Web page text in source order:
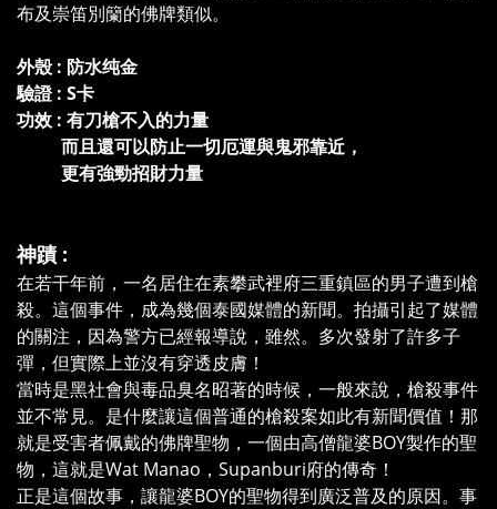
布及崇笛別籣的佛牌類似。
外殼 : 防水纯金
驗證 : S卡
功效 : 有刀槍不入的力量
而且還可以防止一切厄運與鬼邪靠近，
更有強勁招財力量
神蹟 :
在若干年前，一名居住在素攀武裡府三重鎮區的男子遭到槍
殺。這個事件，成為幾個泰國媒體的新聞。拍攝引起了媒體
的關注，因為警方已經報導說，雖然。多次發射了許多子
彈，但實際上並沒有穿透皮膚！
當時是黑社會與毒品臭名昭著的時候，一般來說，槍殺事件
並不常見。是什麼讓這個普通的槍殺案如此有新聞價值！那
就是受害者佩戴的佛牌聖物，一個由高僧龍婆BOY製作的聖
物，這就是Wat Manao，Supanburi府的傳奇！
正是這個故事，讓龍婆BOY的聖物得到廣泛普及的原因。事